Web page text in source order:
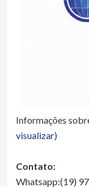
Informações
visualizar)
Contato:
Whatsapp:(19)